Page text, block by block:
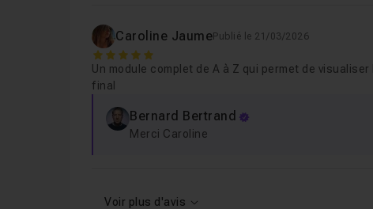
Caroline JaumePublié le 21/03/2026
5
Un module complet de A à Z qui permet de
final
Bernard Bertrand
Merci Caroline
Voir plus d'avis